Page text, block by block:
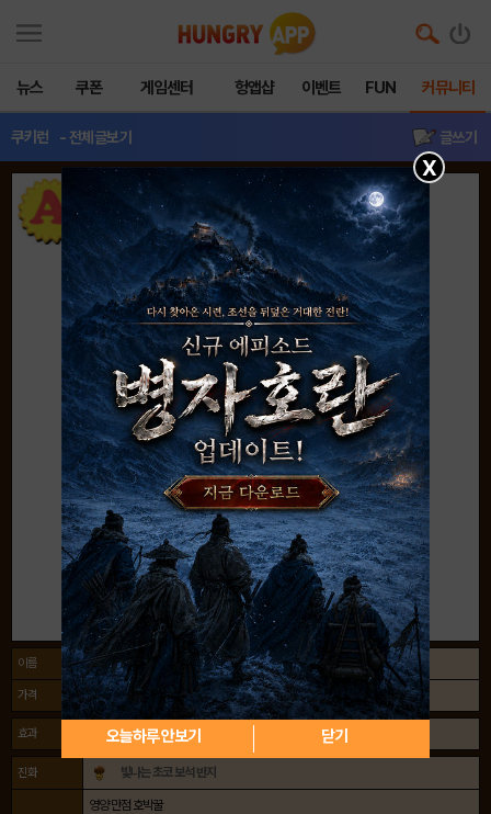
뉴스 쿠폰 게임센터 헝앱샵 이벤트 FUN 커뮤니티
쿠키런 - 전체글보기 글쓰기
이름 공주맛 쿠키의 완소 보석반지
가격 크리스탈
효과 충돌 피해 5~6% 감소
진화 빛나는 초코 보석 반지
영양 만점 호박꿀
X
오늘하루 안보기 닫기